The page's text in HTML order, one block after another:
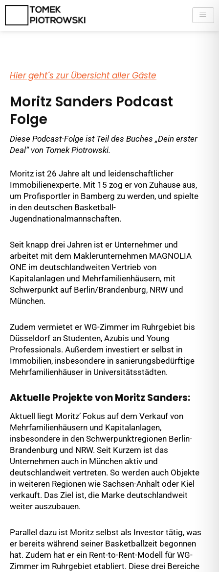
Zum
springen
Hier geht´s zur Übersicht aller Gäste
Moritz Sanders Podcast
Folge
Diese Podcast-Folge ist Teil des Buches „Dein erster
Deal“ von Tomek Piotrowski.
Moritz ist 26 Jahre alt und leidenschaftlicher
Immobilienexperte. Mit 15 zog er von Zuhause aus,
um Profisportler in Bamberg zu werden, und spielte
in den deutschen Basketball-
Jugendnationalmannschaften.
Seit knapp drei Jahren ist er Unternehmer und
arbeitet mit dem Maklerunternehmen MAGNOLIA
ONE im deutschlandweiten Vertrieb von
Kapitalanlagen und Mehrfamilienhäusern, mit
Schwerpunkt auf Berlin/Brandenburg, NRW und
München.
Zudem vermietet er WG-Zimmer im Ruhrgebiet bis
Düsseldorf an Studenten, Azubis und Young
Professionals. Außerdem investiert er selbst in
Immobilien, insbesondere in sanierungsbedürftige
Mehrfamilienhäuser in Universitätsstädten.
Aktuelle Projekte von Moritz Sanders:
Aktuell liegt Moritz’ Fokus auf dem Verkauf von
Mehrfamilienhäusern und Kapitalanlagen,
insbesondere in den Schwerpunktregionen Berlin-
Brandenburg und NRW. Seit Kurzem ist das
Unternehmen auch in München aktiv und
deutschlandweit vertreten. So werden auch Objekte
in weiteren Regionen wie Sachsen-Anhalt oder Kiel
verkauft. Das Ziel ist, die Marke deutschlandweit
weiter auszubauen.
Parallel dazu ist Moritz selbst als Investor tätig, was
er bereits während seiner Basketballzeit begonnen
hat. Zudem hat er ein Rent-to-Rent-Modell für WG-
Zimmer im Ruhrgebiet etabliert. Diese drei Bereiche